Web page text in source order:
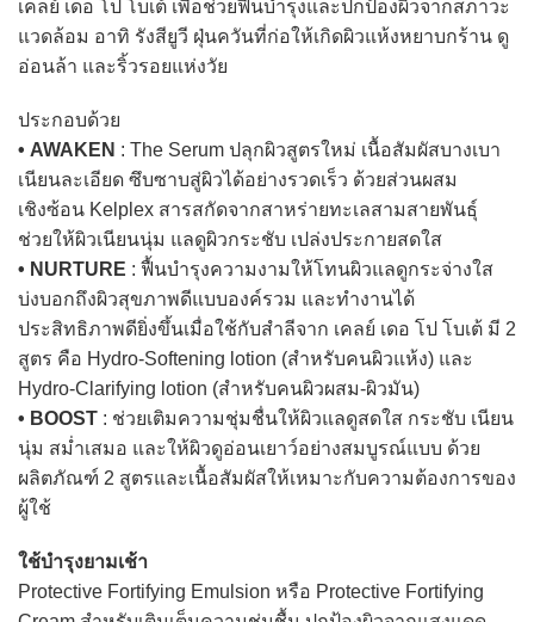
เคลย์ เดอ โป โบเต้ เพื่อช่วยฟื้นบำรุงและปกป้องผิวจากสภาวะ
แวดล้อม อาทิ รังสียูวี ฝุ่นควันที่ก่อให้เกิดผิวแห้งหยาบกร้าน ดู
อ่อนล้า และริ้วรอยแห่งวัย
ประกอบด้วย
• AWAKEN : The Serum ปลุกผิวสูตรใหม่ เนื้อสัมผัสบางเบา
เนียนละเอียด ซึบซาบสู่ผิวได้อย่างรวดเร็ว ด้วยส่วนผสม
เชิงซ้อน Kelplex สารสกัดจากสาหร่ายทะเลสามสายพันธุ์
ช่วยให้ผิวเนียนนุ่ม แลดูผิวกระชับ เปล่งประกายสดใส
• NURTURE : ฟื้นบำรุงความงามให้โทนผิวแลดูกระจ่างใส
บ่งบอกถึงผิวสุขภาพดีแบบองค์รวม และทำงานได้
ประสิทธิภาพดียิ่งขึ้นเมื่อใช้กับสำลีจาก เคลย์ เดอ โป โบเต้ มี 2
สูตร คือ Hydro-Softening lotion (สำหรับคนผิวแห้ง) และ
Hydro-Clarifying lotion (สำหรับคนผิวผสม-ผิวมัน)
• BOOST : ช่วยเติมความชุ่มชื่นให้ผิวแลดูสดใส กระชับ เนียน
นุ่ม สม่ำเสมอ และให้ผิวดูอ่อนเยาว์อย่างสมบูรณ์แบบ ด้วย
ผลิตภัณฑ์ 2 สูตรและเนื้อสัมผัสให้เหมาะกับความต้องการของ
ผู้ใช้
ใช้บำรุงยามเช้า
Protective Fortifying Emulsion หรือ Protective Fortifying